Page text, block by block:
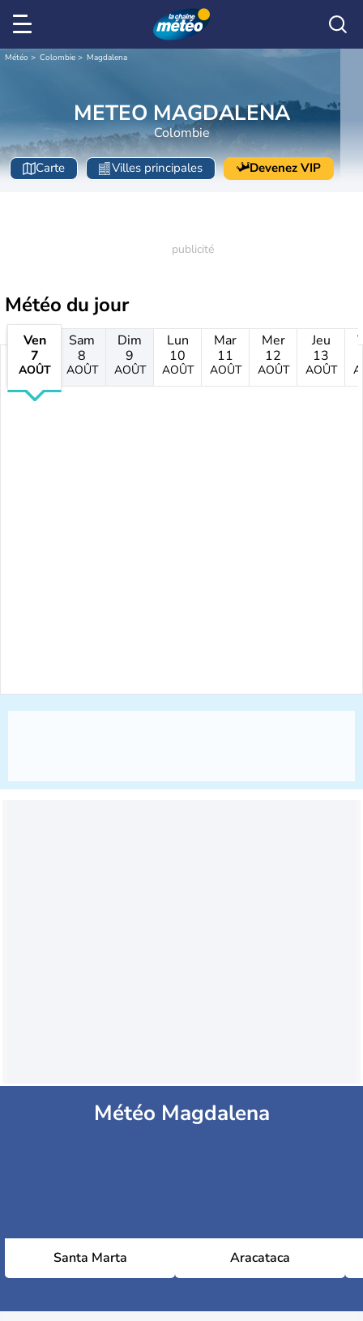
Météo Colombie Magdalena
METEO MAGDALENA
Colombie
Carte Villes principales Devenez VIP
Météo du jour
Ven
7
AOÛT
Sam
8
AOÛT
Dim
9
AOÛT
Lun
10
AOÛT
Mar
11
AOÛT
Mer
12
AOÛT
Jeu
13
AOÛT
Météo Magdalena
Santa Marta Aracataca